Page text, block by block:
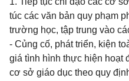
túc các văn bản quy phạm
trường học, tập trung vào
- Củng cố, phát triển, kiện
giá tình hình thực hiện hoạt
cơ sở giáo dục theo quy